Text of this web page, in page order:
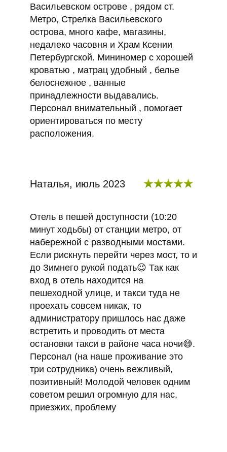
Васильевском острове , рядом ст.
Метро, Стрелка Васильевского
острова, много кафе, магазины,
недалеко часовня и Храм Ксении
Петербургской. Мининомер с хорошей
кроватью , матрац удобный , белье
белоснежное , ванные
принадлежности выдавались.
Персонал внимательный , помогает
ориентироваться по месту
расположения.
Наталья, июль 2023
Отель в пешей доступности (10:20
минут ходьбы) от станции метро, от
набережной с разводными мостами.
Если рискнуть перейти через мост, то и
до Зимнего рукой подать😉 Так как
вход в отель находится на
пешеходной улице, и такси туда не
проехать совсем никак, то
администратору пришлось нас даже
встретить и проводить от места
остановки такси в районе часа ночи😅.
Персонал (на наше проживание это
три сотрудника) очень вежливый,
позитивный! Молодой человек одним
советом решил огромную для нас,
приезжих, проблему